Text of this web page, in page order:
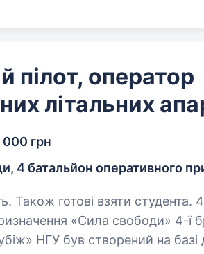
пілот, оператор
літальних
000 грн
4 батальйон оперативного
готові взяти студента. 4-й батальйон
«Сила свободи» 4-ї
НГУ був створений на базі